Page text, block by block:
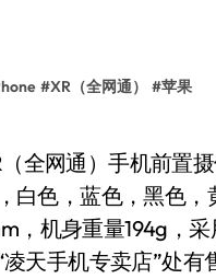
#XR（全网通） #苹果
白色，蓝色，黑色
，机身重量194g，
天手机专卖店”处